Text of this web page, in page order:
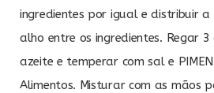
ingredientes por igual e distribuir
alho entre os ingredientes. Regar 3
azeite e temperar com sal e
Alimentos. Misturar com as mãos